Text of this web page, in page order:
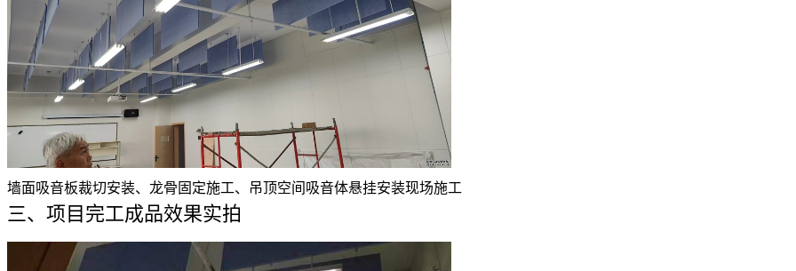
墙面吸音板裁切安装、龙骨固定施工、吊顶空间吸音体悬挂安装现场施工
三、项目完工成品效果实拍